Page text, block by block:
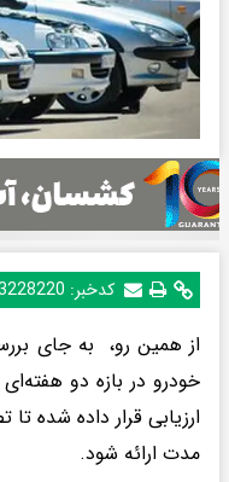
کدخبر:
از همین رو، به جای
ارزیابی قرار داده شده تا
مدت ارائه شود.